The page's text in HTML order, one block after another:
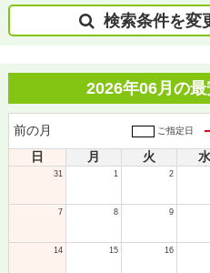
検索条件を変
2026年06月の
前の月 ご指定日
日
月 火 水
31 1 2
7 8 9
14 15 16